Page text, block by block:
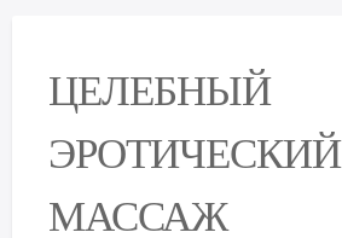
ЦЕЛЕБНЫЙ
ЭРОТИЧЕСКИЙ
МАССАЖ